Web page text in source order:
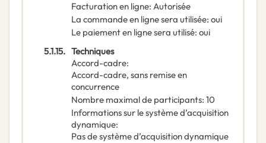
Facturation en ligne: Autorisée
La commande en ligne sera utilisée: oui
Le paiement en ligne sera utilisé: oui
5.1.15. Techniques
Accord-cadre:
Accord-cadre, sans remise en
concurrence
Nombre maximal de participants: 10
Informations sur le système d’acquisition
dynamique:
Pas de système d’acquisition dynamique